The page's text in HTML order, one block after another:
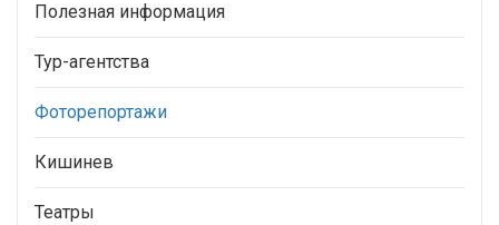
Полезная информация
Тур-агентства
Фоторепортажи
Кишинев
Театры